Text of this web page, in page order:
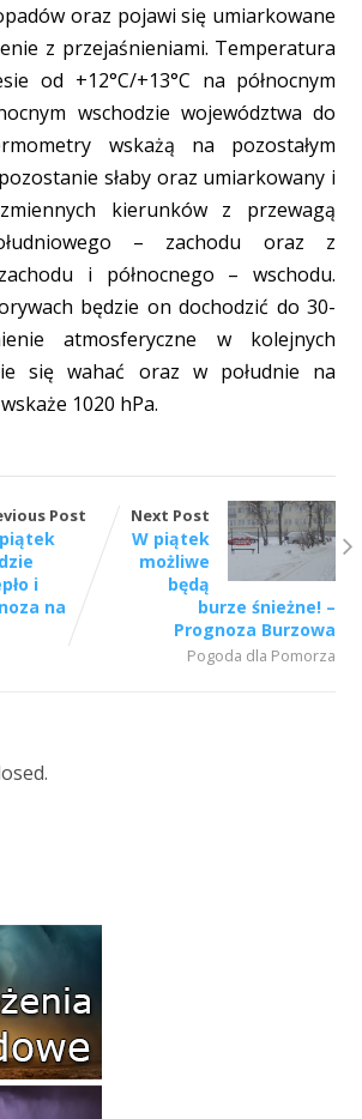
oraz pojawi się umiarkowane
z przejaśnieniami. Temperatura
od +12°C/+13°C na północnym
wschodzie województwa do
wskażą na pozostałym
słaby oraz umiarkowany i
kierunków z przewagą
– zachodu oraz z
i północnego – wschodu.
będzie on dochodzić do 30-
atmosferyczne w kolejnych
się wahać oraz w południe na
1020 hPa.
Post
i
na
Next Post
W piątek
możliwe
będą
burze śnieżne! –
Prognoza Burzowa
Pogoda dla Pomorza